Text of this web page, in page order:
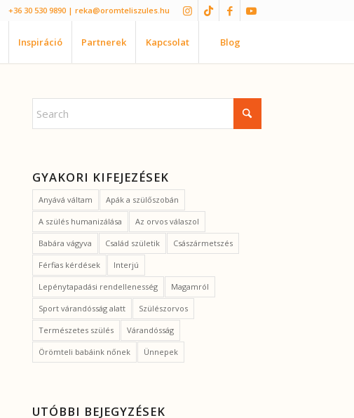
+36 30 530 9890 | reka@oromteliszules.hu
Inspiráció Partnerek Kapcsolat Blog
GYAKORI KIFEJEZÉSEK
Anyává váltam Apák a szülőszobán
A szülés humanizálása Az orvos válaszol
Babára vágyva Család születik Császármetszés
Férfias kérdések Interjú
Lepénytapadási rendellenesség Magamról
Sport várandósság alatt Szülészorvos
Természetes szülés Várandósság
Örömteli babáink nőnek Ünnepek
UTÓBBI BEJEGYZÉSEK